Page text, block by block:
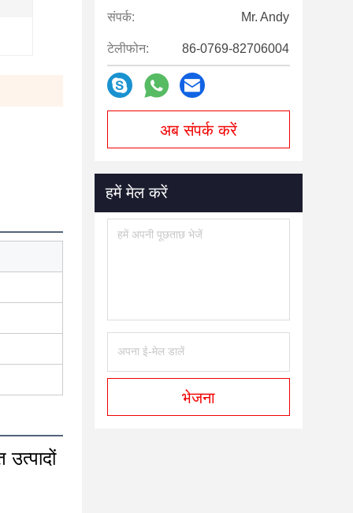
संपर्क: Mr. Andy
टेलीफोन: 86-0769-82706004
अब संपर्क करें
हमें मेल करें
भेजना